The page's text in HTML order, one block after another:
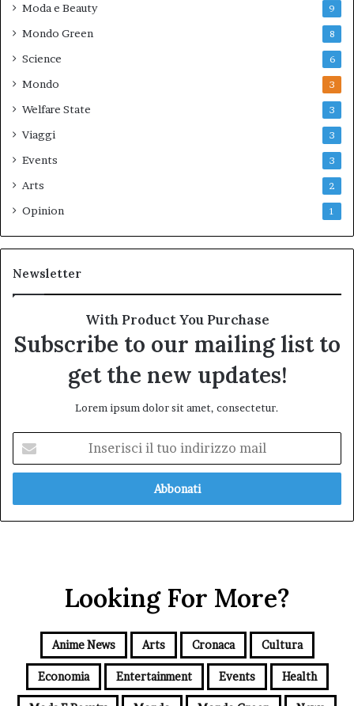
Moda e Beauty 9
Mondo Green 8
Science 6
Mondo 3
Welfare State 3
Viaggi 3
Events 3
Arts 2
Opinion 1
Newsletter
With Product You Purchase
Subscribe to our mailing list to
get the new updates!
Lorem ipsum dolor sit amet, consectetur.
tuo
mail
Looking For More?
Anime News Arts Cronaca Cultura
Economia Entertainment Events Health